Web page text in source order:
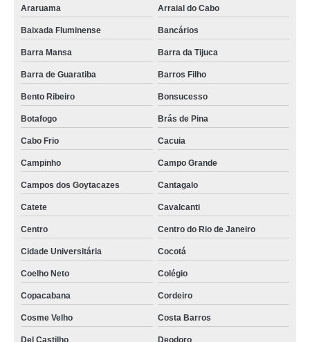
Araruama Arraial do Cabo
Baixada Fluminense Bancários
Barra Mansa Barra da Tijuca
Barra de Guaratiba Barros Filho
Bento Ribeiro Bonsucesso
Botafogo Brás de Pina
Cabo Frio Cacuia
Campinho Campo Grande
Campos dos Goytacazes Cantagalo
Catete Cavalcanti
Centro Centro do Rio de Janeiro
Cidade Universitária Cocotá
Coelho Neto Colégio
Copacabana Cordeiro
Cosme Velho Costa Barros
Del Castilho Deodoro